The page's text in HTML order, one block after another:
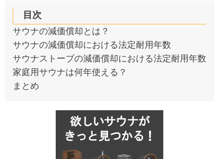
目次
サウナの減価償却とは？
サウナの減価償却における法定耐用年数
サウナストーブの減価償却における法定耐用年数
家庭用サウナは何年使える？
まとめ